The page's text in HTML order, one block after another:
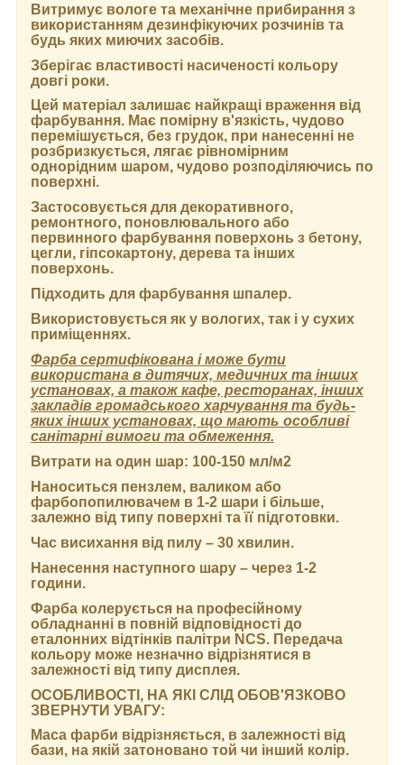
Витримує вологе та механічне прибирання з
використанням дезинфікуючих розчинів та
будь яких миючих засобів.
Зберігає властивості насиченості кольору
довгі роки.
Цей матеріал залишає найкращі враження від
фарбування. Має помірну в'язкість, чудово
перемішується, без грудок, при нанесенні не
розбризкується, лягає рівномірним
однорідним шаром, чудово розподіляючись по
поверхні.
Застосовується для декоративного,
ремонтного, поновлювального або
первинного фарбування поверхонь з бетону,
цегли, гіпсокартону, дерева та інших
поверхонь.
Підходить для фарбування шпалер.
Використовується як у вологих, так і у сухих
приміщеннях.
Фарба сертифікована і може бути
використана в дитячих, медичних та інших
установах, а також кафе, ресторанах, інших
закладів громадського харчування та будь-
яких інших установах, що мають особливі
санітарні вимоги та обмеження.
Витрати на один шар: 100-150 мл/м2
Наноситься пензлем, валиком або
фарбопопилювачем в 1-2 шари і більше,
залежно від типу поверхні та її підготовки.
Час висихання від пилу – 30 хвилин.
Нанесення наступного шару – через 1-2
години.
Фарба колерується на професійному
обладнанні в повній відповідності до
еталонних відтінків палітри NCS. Передача
кольору може незначно відрізнятися в
залежності від типу дисплея.
ОСОБЛИВОСТІ, НА ЯКІ СЛІД ОБОВ'ЯЗКОВО
ЗВЕРНУТИ УВАГУ:
Маса фарби відрізняється, в залежності від
бази, на якій затоновано той чи інший колір.